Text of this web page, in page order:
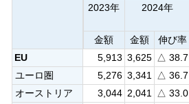
2023年
2024年
金額 金額 伸び率
EU
5,913 3,625 △ 38.7
ユーロ圏
5,276 3,341 △ 36.7
オーストリア
3,044 2,041 △ 33.0